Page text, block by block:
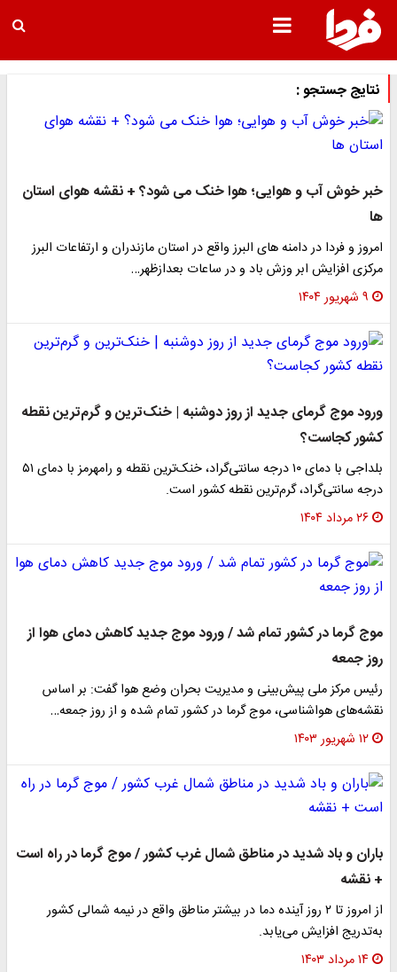
نتایج جستجو :
خبر خوش آب و هوایی؛ هوا خنک می شود؟ + نقشه هوای استان
ها
امروز و فردا در دامنه های البرز واقع در استان مازندران و ارتفاعات البرز
مرکزی افزایش ابر وزش باد و در ساعات بعدازظهر…
۹ شهریور ۱۴۰۴
ورود موج گرمای جدید از روز دوشنبه | خنک‌ترین و گرم‌ترین نقطه
کشور کجاست؟
بلداجی با دمای ۱۰ درجه سانتی‌گراد، خنک‌ترین نقطه و رامهرمز با دمای ۵۱
درجه سانتی‌گراد، گرم‌ترین نقطه کشور است.
۲۶ مرداد ۱۴۰۴
موج گرما در کشور تمام شد / ورود موج‌ جدید کاهش دمای هوا از
روز جمعه
رئیس مرکز ملی پیش‌بینی و مدیریت بحران وضع هوا گفت: بر اساس
نقشه‌های هواشناسی، موج گرما در کشور تمام شده و از روز جمعه…
۱۲ شهریور ۱۴۰۳
باران و باد شدید در مناطق شمال غرب کشور / موج گرما در راه است
+ نقشه
از امروز تا ۲ روز آینده دما در بیشتر مناطق واقع در نیمه شمالی کشور
به‌تدریج افزایش می‌یابد.
۱۴ مرداد ۱۴۰۳